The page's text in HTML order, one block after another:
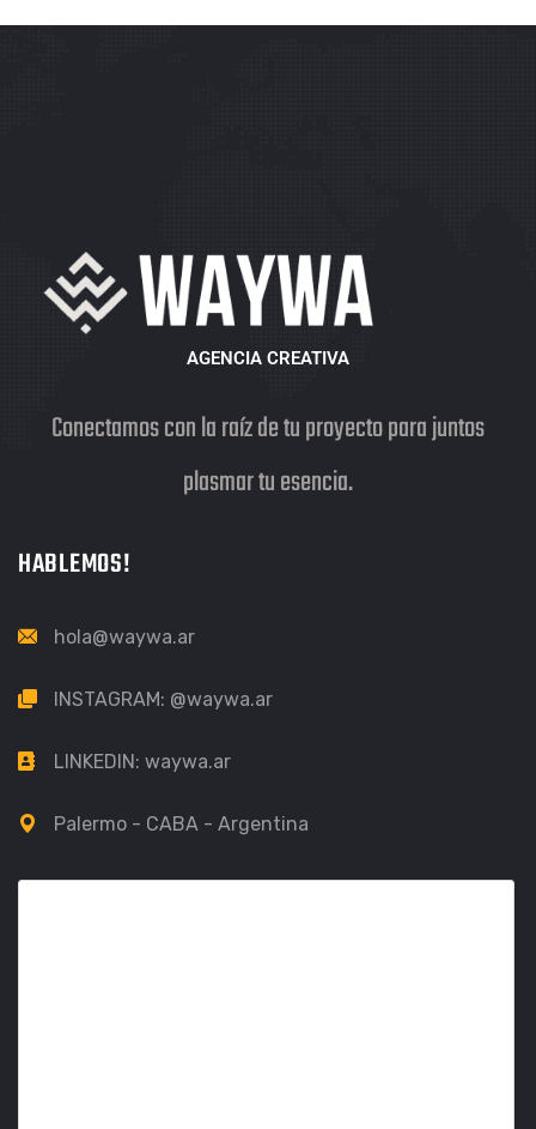
AGENCIA CREATIVA
Conectamos con la raíz de tu proyecto para juntos
plasmar tu esencia.
HABLEMOS!
hola@waywa.ar
INSTAGRAM: @waywa.ar
LINKEDIN: waywa.ar
Palermo - CABA - Argentina